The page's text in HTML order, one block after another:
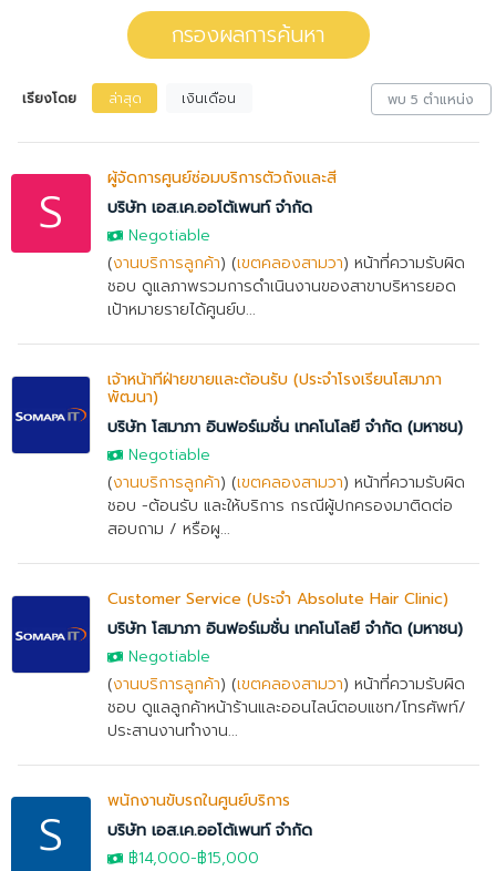
คลิกดูรายละเอียดของตำแหน่งงานนั้นๆได้เลย หรือคุณสามารถปรับการกรอง
ผลการค้นหาได้อีกด้วย
กรองผลการค้นหา
เรียงโดย ล่าสุด เงินเดือน พบ 5 ตำแหน่ง
S
ผู้จัดการศูนย์ซ่อมบริการตัวถังและสี
บริษัท เอส.เค.ออโต้เพนท์ จำกัด
Negotiable
(งานบริการลูกค้า) (เขตคลองสามวา) หน้าที่ความรับผิด
ชอบ ดูแลภาพรวมการดำเนินงานของสาขาบริหารยอด
เป้าหมายรายได้ศูนย์บ...
เจ้าหน้าที่ฝ่ายขายและต้อนรับ (ประจำโรงเรียนโสมาภา
พัฒนา)
บริษัท โสมาภา อินฟอร์เมชั่น เทคโนโลยี จำกัด (มหาชน)
Negotiable
(งานบริการลูกค้า) (เขตคลองสามวา) หน้าที่ความรับผิด
ชอบ -ต้อนรับ และให้บริการ กรณีผู้ปกครองมาติดต่อ
สอบถาม / หรือผู...
Customer Service (ประจำ Absolute Hair Clinic)
บริษัท โสมาภา อินฟอร์เมชั่น เทคโนโลยี จำกัด (มหาชน)
Negotiable
(งานบริการลูกค้า) (เขตคลองสามวา) หน้าที่ความรับผิด
ชอบ ดูแลลูกค้าหน้าร้านและออนไลน์ตอบแชท/โทรศัพท์/
ประสานงานทำงาน...
S
พนักงานขับรถในศูนย์บริการ
บริษัท เอส.เค.ออโต้เพนท์ จำกัด
฿14,000-฿15,000